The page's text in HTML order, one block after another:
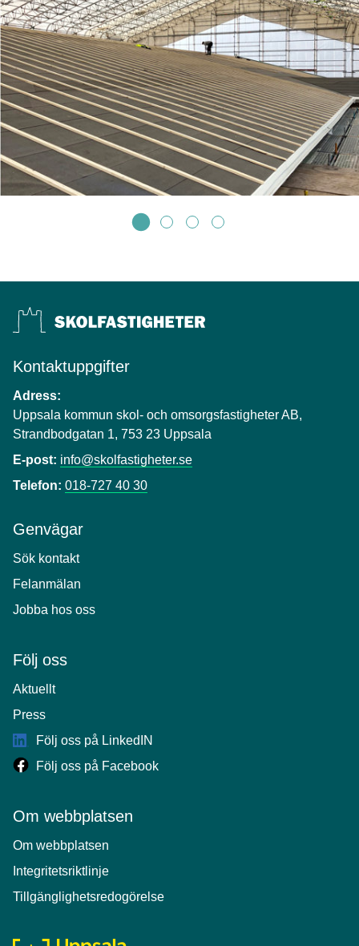
Kontaktuppgifter
Adress:
Uppsala kommun skol- och omsorgsfastigheter AB,
Strandbodgatan 1, 753 23 Uppsala
E-post: info@skolfastigheter.se
Telefon: 018-727 40 30
Genvägar
Sök kontakt
Felanmälan
Jobba hos oss
Följ oss
Aktuellt
Press
Följ oss på LinkedIN
Följ oss på Facebook
Om webbplatsen
Om webbplatsen
Integritetsriktlinje
Tillgänglighetsredogörelse